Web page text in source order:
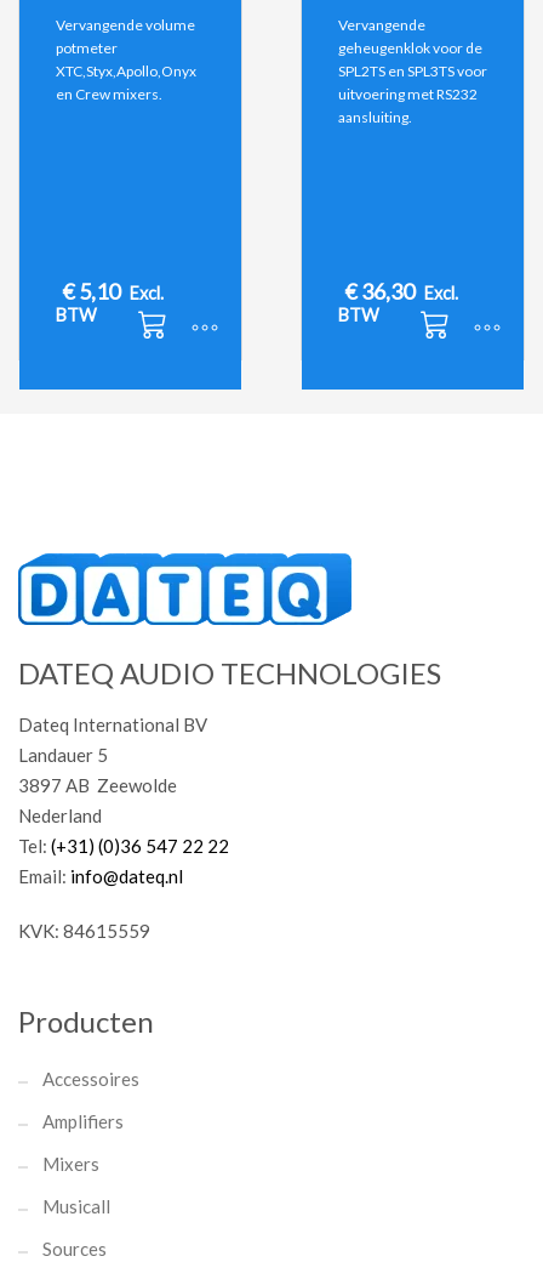
Vervangende volume
potmeter
XTC,Styx,Apollo,Onyx
en Crew mixers.
€5,10 Excl.
BTW
Vervangende
geheugenklok voor de
SPL2TS en SPL3TS voor
uitvoering met RS232
aansluiting.
€36,30 Excl.
BTW
DATEQ AUDIO TECHNOLOGIES
Dateq International BV
Landauer 5
3897 AB Zeewolde
Nederland
Tel: (+31) (0)36 547 22 22
Email: info@dateq.nl
KVK: 84615559
Producten
Accessoires
Amplifiers
Mixers
Musicall
Sources